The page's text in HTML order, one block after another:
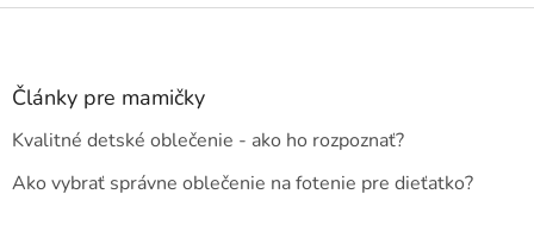
Z
Články pre mamičky
Kvalitné detské oblečenie - ako ho rozpoznať?
Ako vybrať správne oblečenie na fotenie pre dieťatko?